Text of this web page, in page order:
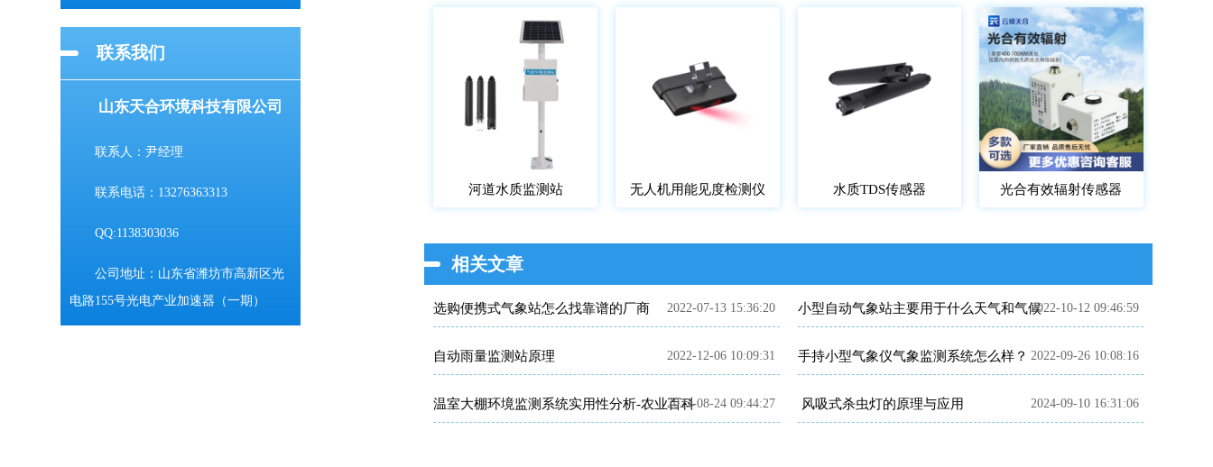
联系我们
山东天合环境科技有限公司
联系人：尹经理
联系电话：13276363313
QQ:1138303036
公司地址：山东省潍坊市高新区光
电路155号光电产业加速器（一期）
河道水质监测站 无人机用能见度检测仪 水质TDS传感器 光合有效辐射传感器
相关文章
选购便携式气象站怎么找靠谱的厂商 2022-07-13 15:36:20 小型自动气象站主要用于什么天气和气候2022-10-12 09:46:59
自动雨量监测站原理 2022-12-06 10:09:31 手持小型气象仪气象监测系统怎么样？ 2022-09-26 10:08:16
温室大棚环境监测系统实用性分析-农业百科2023-08-24 09:44:27 ​ 风吸式杀虫灯的原理与应用 2024-09-10 16:31:06